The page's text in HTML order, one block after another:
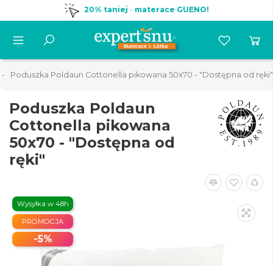
20% taniej - materace GUENO!
Poduszka Poldaun Cottonella pikowana 50x70 - "Dostępna od ręki"
Poduszka Poldaun
Cottonella pikowana
50x70 - "Dostępna od
ręki"
PROMOCJA
-5%
Wysyłka w 48h